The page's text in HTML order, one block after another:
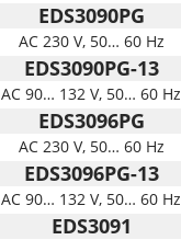
EDS3090PG
AC 230 V, 50… 60 Hz
EDS3090PG-13
AC 90… 132 V, 50… 60 Hz
EDS3096PG
AC 230 V, 50… 60 Hz
EDS3096PG-13
AC 90… 132 V, 50… 60 Hz
EDS3091